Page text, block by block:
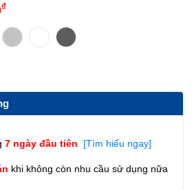
₫
7 ngày đầu tiên [Tìm hiểu ngay]
khi không còn nhu cầu sử dụng nữa